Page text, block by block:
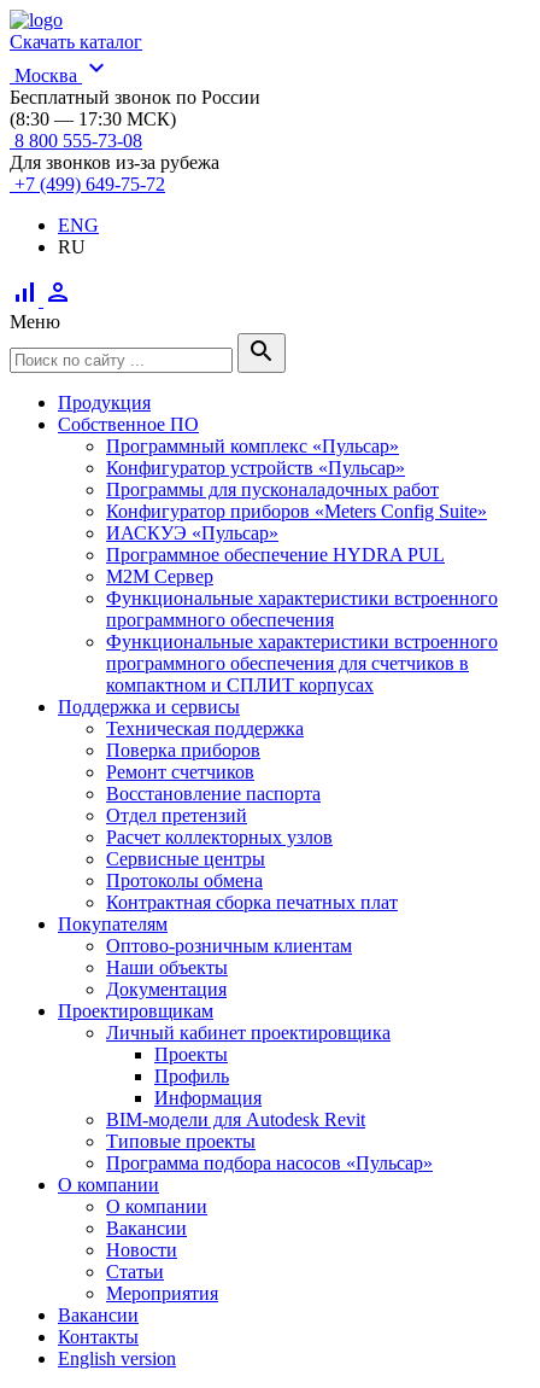
Скачать каталог
Москва
expand_more
Бесплатный звонок по России
(8:30 — 17:30 МСК)
8 800 555-73-08
Для звонков из-за рубежа
+7 (499) 649-75-72
ENG
RU
signal_cellular_alt person
Меню
search
Продукция
Собственное ПО
Программный комплекс «Пульсар»
Конфигуратор устройств «Пульсар»
Программы для пусконаладочных работ
Конфигуратор приборов «Meters Config Suite»
ИАСКУЭ «Пульсар»
Программное обеспечение HYDRA PUL
M2M Сервер
Функциональные характеристики встроенного
программного обеспечения
Функциональные характеристики встроенного
программного обеспечения для счетчиков в
компактном и СПЛИТ корпусах
Поддержка и сервисы
Техническая поддержка
Поверка приборов
Ремонт счетчиков
Восстановление паспорта
Отдел претензий
Расчет коллекторных узлов
Сервисные центры
Протоколы обмена
Контрактная сборка печатных плат
Покупателям
Оптово-розничным клиентам
Наши объекты
Документация
Проектировщикам
Личный кабинет проектировщика
Проекты
Профиль
Информация
BIM-модели для Autodesk Revit
Типовые проекты
Программа подбора насосов «Пульсар»
О компании
О компании
Вакансии
Новости
Статьи
Мероприятия
Вакансии
Контакты
English version